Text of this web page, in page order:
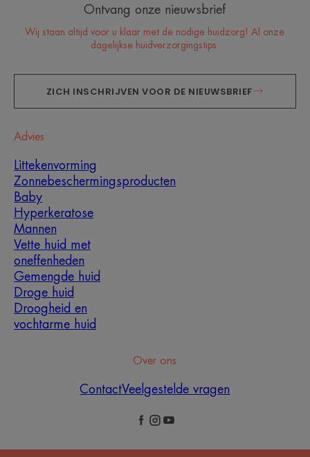
Ontvang onze nieuwsbrief
Wij staan altijd voor u klaar met de nodige huidzorg! Al onze
dagelijkse huidverzorgingstips.
ZICH INSCHRIJVEN VOOR DE NIEUWSBRIEF
Advies
Littekenvorming
Zonnebeschermingsproducten
Baby
Hyperkeratose
Mannen
Vette huid met
oneffenheden
Gemengde huid
Droge huid
Droogheid en
vochtarme huid
Over ons
ContactVeelgestelde vragen